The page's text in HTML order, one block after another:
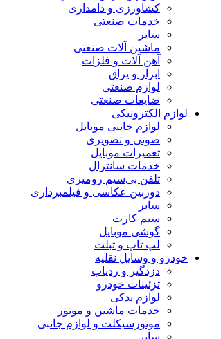
کشاورزی و دامداری
خدمات صنعتی
سایر
ماشین آلات صنعتی
آهن آلات و فلزات
ابزار و یراق
لوازم صنعتی
ضایعات صنعتی
لوازم الکترونیکی
لوازم جانبی موبایل
صوتی و تصویری
تعمیرات موبایل
خدمات سانترال
تلفن بی‌سیم رومیزی
دوربین عکاسی و فیلمبرداری
سایر
سیم کارت
گوشی موبایل
لپ تاپ و تبلت
خودرو و وسایل نقلیه
دزدگیر و ردیاب
تزئینات خودرو
لوازم یدکی
خدمات ماشین و موتور
موتورسیکلت و لوازم جانبی